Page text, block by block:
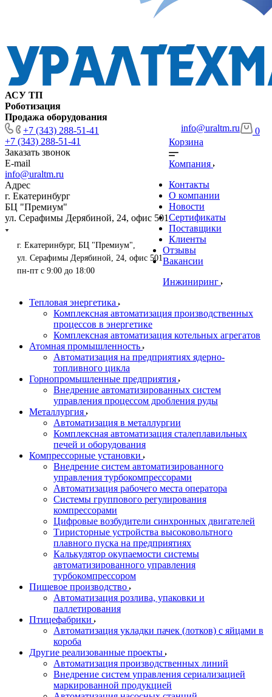
АСУ ТП
Роботизация
Продажа оборудования
+7 (343) 288-51-41
+7 (343) 288-51-41
Заказать звонок
E-mail
info@uraltm.ru
Адрес
г. Екатеринбург
БЦ "Премиум"
ул. Серафимы Дерябиной, 24, офис 501
info@uraltm.ru
г. Екатеринбург, БЦ "Премиум",
ул. Серафимы Дерябиной, 24, офис 501
пн-пт с 9:00 до 18:00
0
Корзина
Компания
Контакты
О компании
Новости
Сертификаты
Поставщики
Клиенты
Отзывы
Вакансии
Инжиниринг
Тепловая энергетика
Комплексная автоматизация производственных
процессов в энергетике
Комплексная автоматизация котельных агрегатов
Атомная промышленность
Автоматизация на предприятиях ядерно-
топливного цикла
Горнопромышленные предприятия
Внедрение автоматизированных систем
управления процессом дробления руды
Металлургия
Автоматизация в металлургии
Комплексная автоматизация сталеплавильных
печей и оборудования
Компрессорные установки
Внедрение систем автоматизированного
управления турбокомпрессорами
Автоматизация рабочего места оператора
Системы группового регулирования
компрессорами
Цифровые возбудители синхронных двигателей
Тиристорные устройства высоковольтного
плавного пуска на предприятиях
Калькулятор окупаемости системы
автоматизированного управления
турбокомпрессором
Пищевое производство
Автоматизация розлива, упаковки и
паллетирования
Птицефабрики
Автоматизация укладки пачек (лотков) с яйцами в
короба
Другие реализованные проекты
Автоматизация производственных линий
Внедрение систем управления сериализацией
маркированной продукцией